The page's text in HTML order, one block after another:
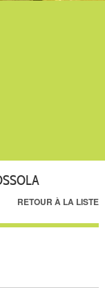
RETOUR À LA LISTE